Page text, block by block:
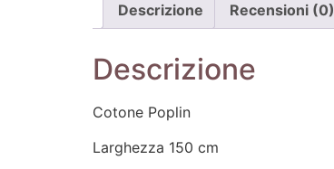
Descrizione Recensioni (0)
Descrizione
Cotone Poplin
Larghezza 150 cm